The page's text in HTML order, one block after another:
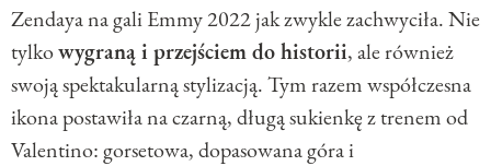
Zendaya na gali Emmy 2022 jak zwykle zachwyciła. Nie
tylkowygraną i przejściem do historii, ale również
swoją spektakularną stylizacją. Tym razem współczesna
ikona postawiła na czarną, długą sukienkę z trenem od
Valentino: gorsetowa, dopasowana góra i